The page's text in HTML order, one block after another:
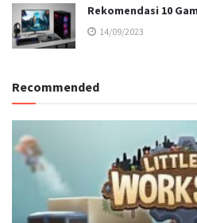
Rekomendasi 10
14/09/2023
Recommended